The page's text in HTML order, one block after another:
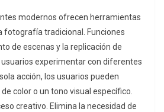
modernos ofrecen herramientas
fotografía tradicional. Funciones
de escenas y la replicación de
experimentar con diferentes
acción, los usuarios pueden
color o un tono visual específico.
creativo. Elimina la necesidad de